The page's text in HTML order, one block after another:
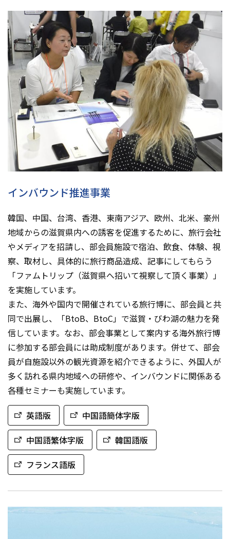
インバウンド推進事業
韓国、中国、台湾、香港、東南アジア、欧州、北米、豪州
地域からの滋賀県内への誘客を促進するために、旅行会社
やメディアを招請し、部会員施設で宿泊、飲食、体験、視
察、取材し、具体的に旅行商品造成、記事にしてもらう
「ファムトリップ（滋賀県へ招いて視察して頂く事業）」
を実施しています。
また、海外や国内で開催されている旅行博に、部会員と共
同で出展し、「BtoB、BtoC」で滋賀・びわ湖の魅力を発
信しています。なお、部会事業として案内する海外旅行博
に参加する部会員には助成制度があります。併せて、部会
員が自施設以外の観光資源を紹介できるように、外国人が
多く訪れる県内地域への研修や、インバウンドに関係ある
各種セミナーも実施しています。
英語版
中国語簡体字版
中国語繁体字版
韓国語版
フランス語版